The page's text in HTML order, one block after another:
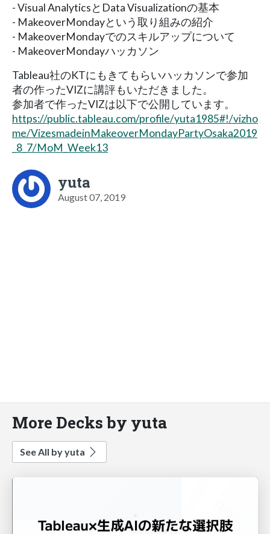
- Visual AnalyticsとData Visualizationの基本
- MakeoverMondayという取り組みの紹介
- MakeoverMondayでのスキルアップについて
- MakeoverMondayハッカソン
Tableau社のKTにもきてもらいハッカソンで参加
者の作ったVIZに講評もいただきました。
参加者で作ったVIZは以下で公開しています。
https://public.tableau.com/profile/yuta1985#!/vizho
me/VizesmadeinMakeoverMondayPartyOsaka2019
_8_7/MoM_Week13
yuta
August 07, 2019
More Decks by yuta
See All by yuta